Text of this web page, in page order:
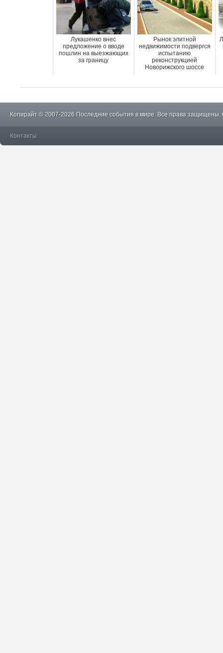
Лукашенко внес
предложение о вводе
пошлин на выезжающих
за границу
Рынок элитной
недвижимости подвергся
испытанию
реконструкцией
Новорижского шоссе
Копирайт © 2007-2026 Последние события в мире. Все права защищены.
Контакты